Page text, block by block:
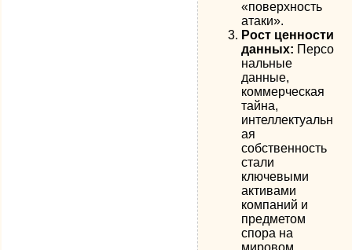
«поверхность
атаки».
Рост ценности
данных: Персо
нальные
данные,
коммерческая
тайна,
интеллектуальн
ая
собственность
стали
ключевыми
активами
компаний и
предметом
спора на
мировом